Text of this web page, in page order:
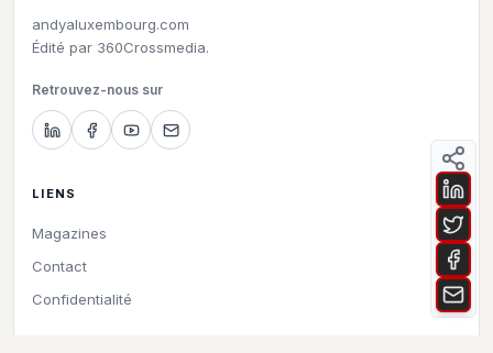
andyaluxembourg.com
Édité par 360Crossmedia.
Retrouvez-nous sur
LIENS
Magazines
Contact
Confidentialité